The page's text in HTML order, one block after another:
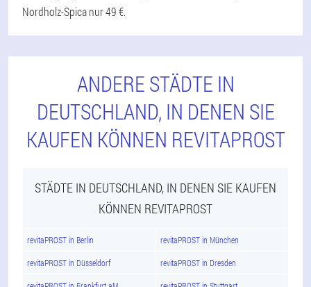
Nordholz-Spica nur 49 €.
ANDERE STÄDTE IN
DEUTSCHLAND, IN DENEN SIE
KAUFEN KÖNNEN REVITAPROST
STÄDTE IN DEUTSCHLAND, IN DENEN SIE KAUFEN
KÖNNEN REVITAPROST
revitaPROST in Berlin revitaPROST in München
revitaPROST in Düsseldorf revitaPROST in Dresden